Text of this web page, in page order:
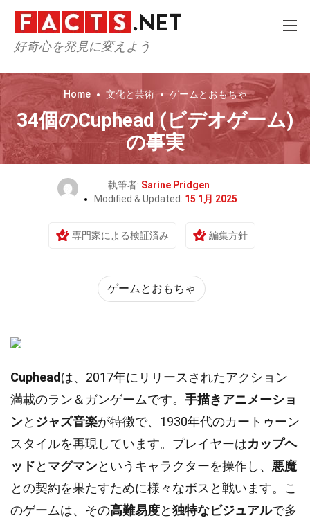
好奇心を発見に変えよう
Home 文化と芸術 ゲームとおもちゃ
34個のCuphead (ビデオゲーム)
の事実
執筆者: Sarine Pridgen
Modified & Updated: 15 1月 2025
専門家による検証済み 編集方針
ゲームとおもちゃ
Cuphead は、2017年にリリースされたアクション
満載のラン＆ガンゲームです。 手描きアニメーショ
ンと ジャズ音楽が特徴で、1930年代のカートゥーン
スタイルを再現しています。プレイヤーはカップヘ
ッドと マグマンというキャラクターを操作し、 悪魔
との契約を果たすために様々なボスと戦います。こ
のゲームは、その高難易度と独特なビジュアルで多